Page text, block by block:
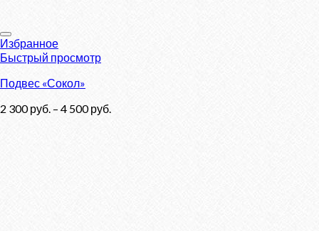
Избранное
Быстрый просмотр
Подвес «Сокол»
2 300руб. – 4 500руб.